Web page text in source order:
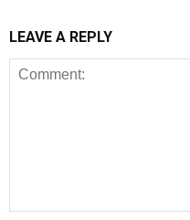
LEAVE A REPLY